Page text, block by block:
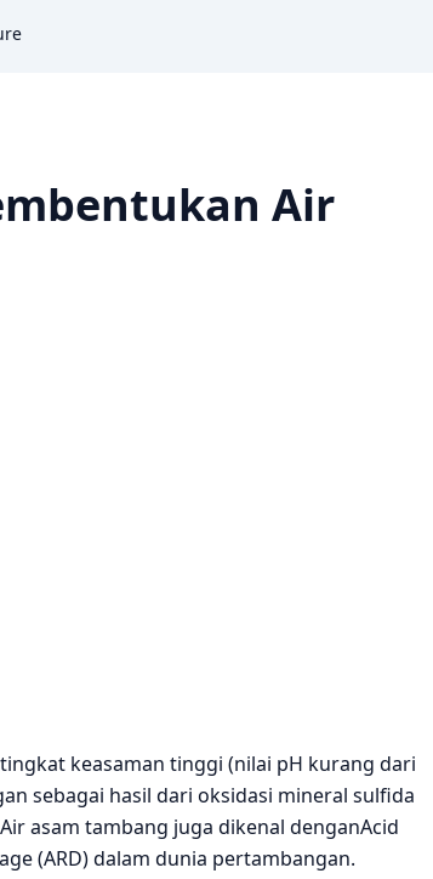
Air
keasaman tinggi (nilai pH kurang dari
sebagai hasil dari oksidasi mineral sulfida
asam tambang juga dikenal denganAcid
(ARD) dalam dunia pertambangan.